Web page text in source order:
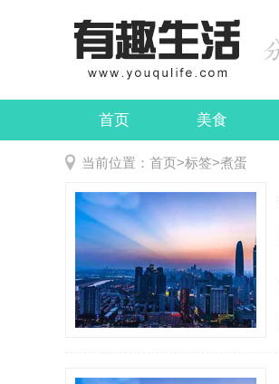
首页 美食
娱乐 民俗
当前位置： 首页>标签>煮蛋